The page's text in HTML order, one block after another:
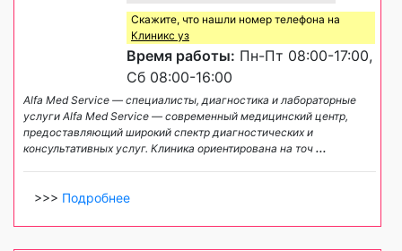
Скажите, что нашли номер телефона на
Клиникс уз
Время работы: Пн-Пт 08:00-17:00,
Сб 08:00-16:00
Alfa Med Service — специалисты, диагностика и лабораторные
услуги Alfa Med Service — современный медицинский центр,
предоставляющий широкий спектр диагностических и
консультативных услуг. Клиника ориентирована на точ ...
>>> Подробнее